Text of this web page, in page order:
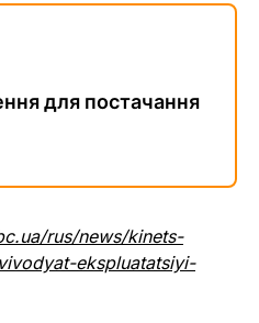
для постачання
rus/news/kinets-
ekspluatatsiyi-